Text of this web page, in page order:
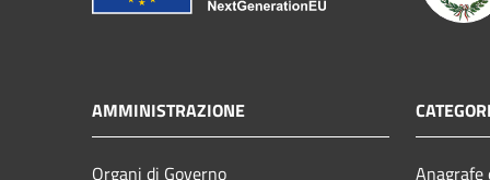
AMMINISTRAZIONE
Organi di Governo